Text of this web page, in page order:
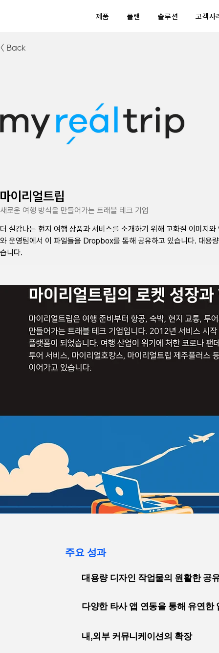
제품 플랜 솔루션 고객사
< Back
마이리얼트립
새로운 여행 방식을 만들어가는 트래블 테크 기업
더 실감나는 현지 여행 상품과 서비스를 소개하기 위해 고화질 이미지
와 운영팀에서 이 파일들을 Dropbox를 통해 공유하고 있습니다. 대용
습니다.
다양한 타사 앱 연동을 통해 유연한
내,외부 커뮤니케이션의 확장
주요 성과
대용량 디자인 작업물의 원활한 공